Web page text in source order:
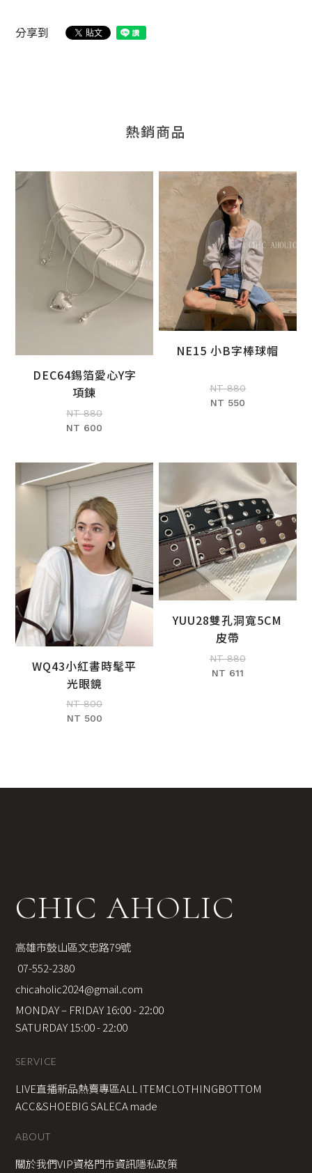
分享到
熱銷商品
加入購物車
DEC64錫箔愛心Y字
項鍊
NT 880
NT 600
加入購物車
NE15 小B字棒球帽
NT 880
NT 550
加入購物車
WQ43小紅書時髦平
光眼鏡
NT 800
NT 500
加入購物車
YUU28雙孔洞寬5CM
皮帶
NT 880
NT 611
CHIC AHOLIC
高雄市鼓山區文忠路79號
07-552-2380
chicaholic2024@gmail.com
MONDAY – FRIDAY 16:00 - 22:00
SATURDAY 15:00 - 22:00
SERVICE
LIVE直播新品熱賣專區ALL ITEMCLOTHINGBOTTOM
ACC&SHOEBIG SALECA made
ABOUT
關於我們VIP資格門市資訊隱私政策